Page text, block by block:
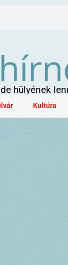
hülyének
Kultúra